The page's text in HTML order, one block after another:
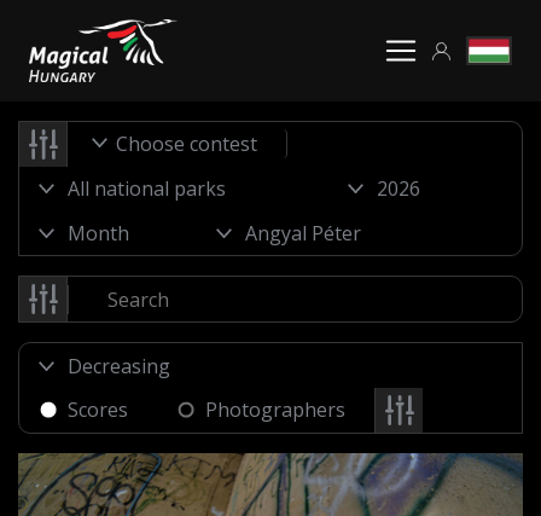
Choose contest
Scores Photographers